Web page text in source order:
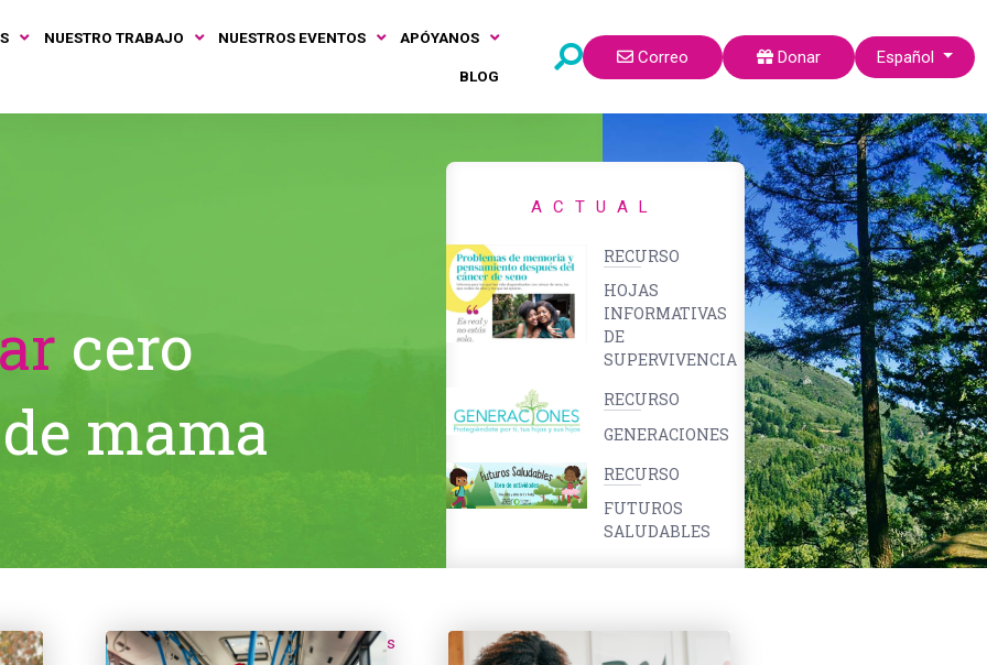
NUESTRO TRABAJO NUESTROS EVENTOS APÓYANOS
BLOG
Correo Donar Seleccione su
Español
cero
mama
ACTUAL
RECURSO
HOJAS
INFORMATIVAS
DE
SUPERVIVENCIA
RECURSO
GENERACIONES
RECURSO
FUTUROS
SALUDABLES
Prevención para adolescentes y adultos Sobrevivientes y cuidadores